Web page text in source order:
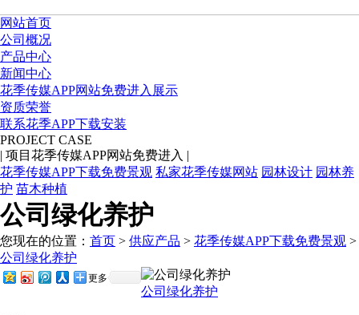
网站首页
公司概况
产品中心
新闻中心
花季传媒APP网站免费进入展示
资质荣誉
联系花季APP下载安装
PROJECT CASE
| 项目花季传媒APP网站免费进入 |
花季传媒APP下载免费景观 私家花季传媒网站 园林设计 园林养
护 苗木种植
公司绿化养护
您现在的位置： 首页 > 供应产品 > 花季传媒APP下载免费景观 >
公司绿化养护
更多
公司绿化养护